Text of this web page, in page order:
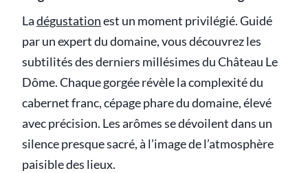
Ladégustationest un moment privilégié. Guidé
par un expert du domaine, vous découvrez les
subtilités des derniers millésimes du Château Le
Dôme. Chaque gorgée révèle la complexité du
cabernet franc, cépage phare du domaine, élevé
avec précision. Les arômes se dévoilent dans un
silence presque sacré, à l’image de l’atmosphère
paisible des lieux.